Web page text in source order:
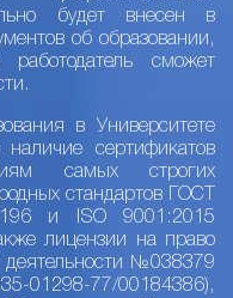
будет внесен в
об образовании,
сможет
в Университете
наличие сертификатов
самых строгих
стандартов ГОСТ
и ISO 9001:2015
лицензии на право
деятельности №038379
01298-77/00184386),